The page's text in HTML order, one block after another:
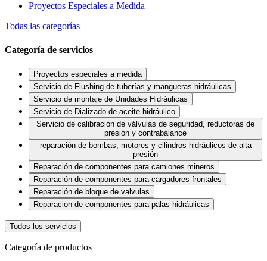
Proyectos Especiales a Medida
Todas las categorías
Categoría de servicios
Proyectos especiales a medida
Servicio de Flushing de tuberías y mangueras hidráulicas
Servicio de montaje de Unidades Hidráulicas
Servicio de Dializado de aceite hidráulico
Servicio de calibración de válvulas de seguridad, reductoras de
presión y contrabalance
reparación de bombas, motores y cilindros hidráulicos de alta
presión
Reparación de componentes para camiones mineros
Reparación de componentes para cargadores frontales
Reparación de bloque de valvulas
Reparacion de componentes para palas hidráulicas
Todos los servicios
Categoría de productos